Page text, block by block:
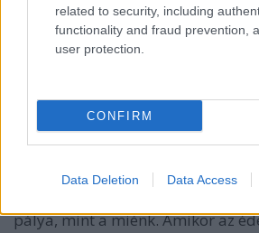
related to security, including
functionality and fraud prevention,
user protection.
CONFIRM
Data Deletion Data Access
"Örökké fényképezünk" - Tolnay
színészetről:
pálya, mint a miénk. Amikor az